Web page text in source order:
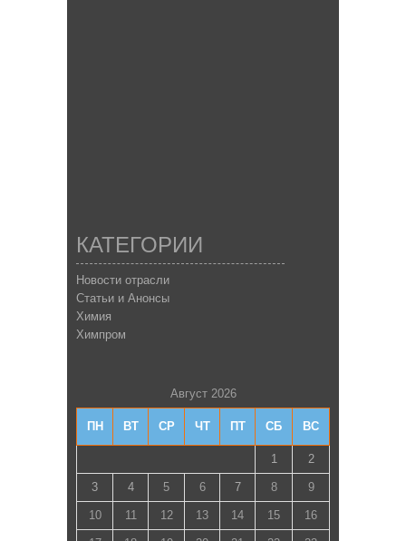
КАТЕГОРИИ
Новости отрасли
Статьи и Анонсы
Химия
Химпром
Август 2026
ПН ВТ СР ЧТ ПТ СБ ВС
1 2
3 4 5 6 7 8 9
10 11 12 13 14 15 16